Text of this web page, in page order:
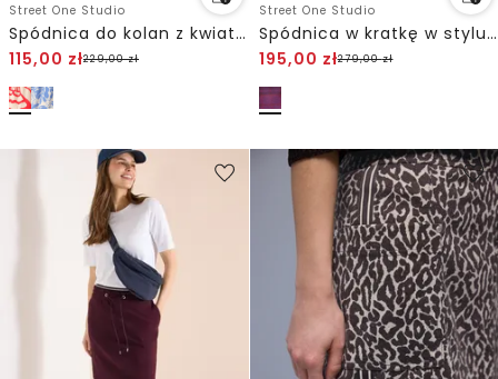
Street One Studio
Spódnica do kolan z kwiatowym wzorem
115,00 zł229,00zł
Street One Studio
Spódnica w kratkę w stylu kopertowym
195,00 zł279,00zł